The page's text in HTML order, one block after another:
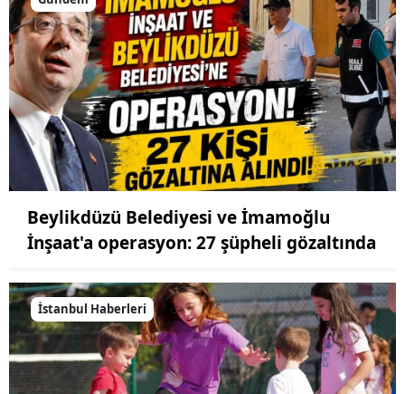
Beylikdüzü Belediyesi ve İmamoğlu
İnşaat'a operasyon: 27 şüpheli gözaltında
İstanbul Haberleri